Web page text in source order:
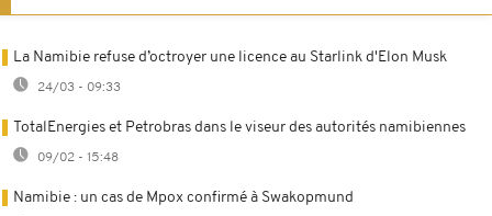
La Namibie refuse d’octroyer une licence au Starlink d'Elon Musk
24/03 - 09:33
TotalEnergies et Petrobras dans le viseur des autorités namibiennes
09/02 - 15:48
Namibie : un cas de Mpox confirmé à Swakopmund